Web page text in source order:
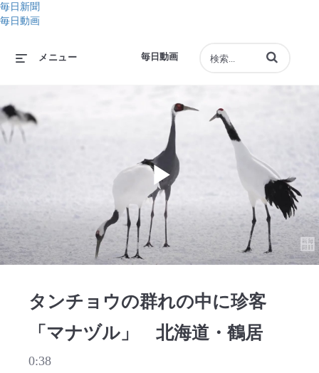
毎日新聞
毎日動画
毎日動画
メニュー 動画の検索語句
Play
タンチョウの群れの中に珍客
「マナヅル」 北海道・鶴居
0:38